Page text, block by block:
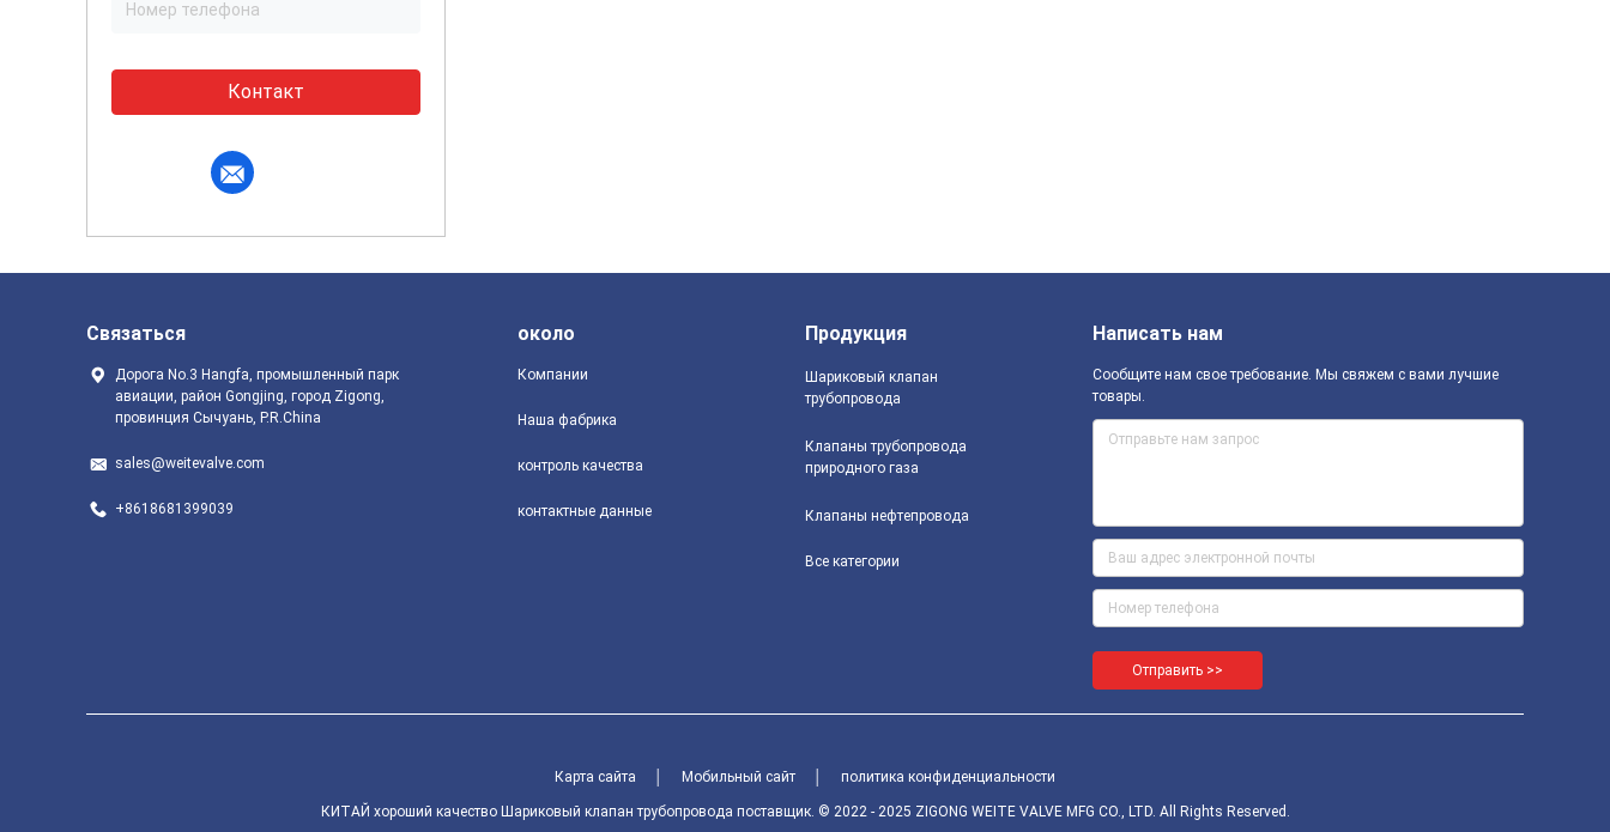
Контакт
Связаться
Дорога No.3 Hangfa, промышленный парк
авиации, район Gongjing, город Zigong,
провинция Сычуань, P.R.China
sales@weitevalve.com
+8618681399039
около
Компании
Наша фабрика
контроль качества
контактные данные
Продукция
Шариковый клапан
трубопровода
Клапаны трубопровода
природного газа
Клапаны нефтепровода
Все категории
Написать нам
Сообщите нам свое требование. Мы свяжем с вами лучшие
товары.
Отправить >>
Карта сайта Мобильный сайт политика конфиденциальности
КИТАЙ хороший качество Шариковый клапан трубопровода поставщик. © 2022 - 2025 ZIGONG WEITE VALVE MFG CO., LTD. All Rights Reserved.